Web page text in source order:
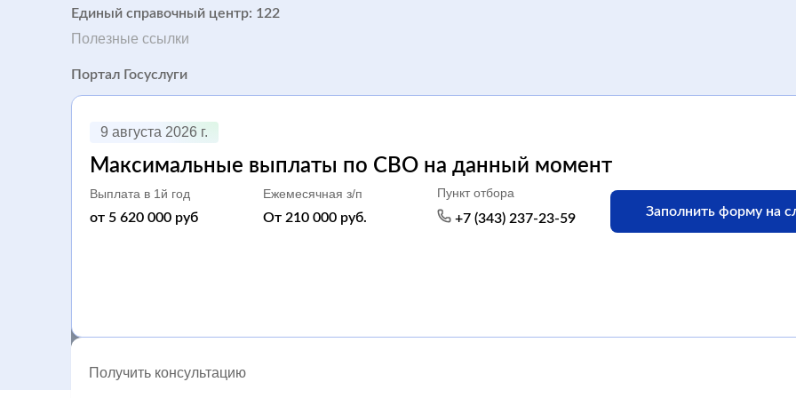
9 августа 2026 г.
Максимальные выплаты по СВО на данный момент
Выплата в 1й год
от 5 620 000 руб
Ежемесячная з/п
От 210 000 руб.
Пункт отбора
+7 (343) 237-23-59
Заполнить форму на
Получить консультацию
Единый справочный центр: 122
Полезные ссылки
Портал Госуслуги
Блог